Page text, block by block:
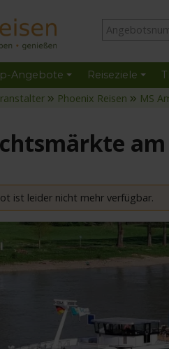
Angebote Reiseziele
Phoenix Reisen MS
am
ist leider nicht mehr verfügbar.